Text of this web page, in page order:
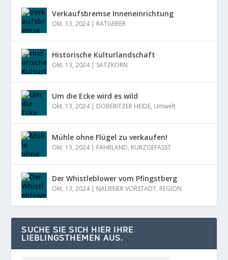
Verkaufsbremse Inneneinrichtung
Okt. 13, 2024| RATGEBER
Historische Kulturlandschaft
Okt. 13, 2024| SATZKORN
Um die Ecke wird es wild
Okt. 13, 2024| DÖBERITZER HEIDE, Umwelt
Mühle ohne Flügel zu verkaufen!
Okt. 13, 2024| FAHRLAND, KURZGEFASST
Der Whistleblower vom Pfingstberg
Okt. 13, 2024| NAUENER VORSTADT, REGION
SUCHE SIE SICH HIER IHRE
LIEBLINGSTHEMEN AUS.